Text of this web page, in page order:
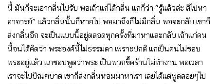
นี้ มันก็จะเอากลิ่นไปรับ พอเถ้าแก่ได้กลิ่น แกก็ว่า “รู้แล้วล่ะ สิไปหา
อาจารย์” แล้วกลิ่นนั้นก็หายไป พอมาถึงก็ไม่มีกลิ่น พอจะกลับ เขาก็
ส่งกลิ่นอีก จะเป็นแบบนี้อยู่ตลอดทุกครั้งที่มาหาและกลับ เถ้าแก่คน
นี้จนได้คิดว่า พระองค์นี้ไม่ธรรมดา เพราะปกติ แกเป็นคนไม่ชอบ
พระอยู่แล้ว แกชอบพูดว่าพระ เป็นพวกขี้คร้านไม่ทำงาน พอเวลา
เราจะไปบิณฑบาต เขาก็ส่งกลิ่นหอมมาหาเรา เลยได้แต่พูดลอยๆไป